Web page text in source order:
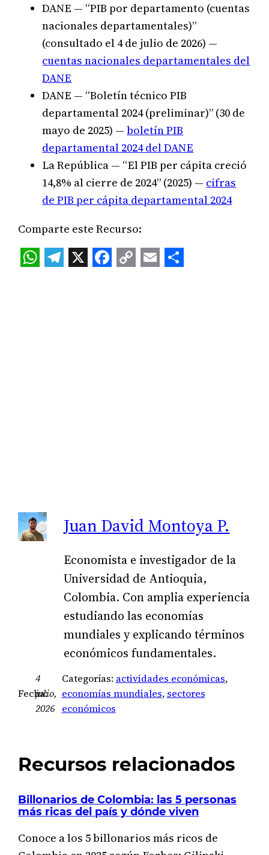
DANE — “PIB por departamento (cuentas
nacionales departamentales)”
(consultado el 4 de julio de 2026) —
cuentas nacionales departamentales del
DANE
DANE — “Boletín técnico PIB
departamental 2024 (preliminar)” (30 de
mayo de 2025) —boletín PIB
departamental 2024 del DANE
La República — “El PIB per cápita creció
14,8% al cierre de 2024” (2025) — cifras
de PIB per cápita departamental 2024
Comparte este Recurso:
Juan David Montoya P.
Economista e investigador de la
Universidad de Antioquia,
Colombia. Con amplia experiencia
estudiando las economías
mundiales y explicando términos
económicos fundamentales.
Fecha:
4
julio,
2026
Categorías: actividades económicas ,
economías mundiales, sectores
económicos
Recursos relacionados
Billonarios de Colombia: las 5 personas
más ricas del país y dónde viven
Conoce a los 5 billonarios más ricos de